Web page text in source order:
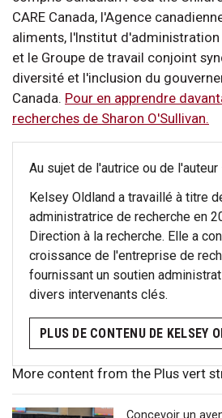
CARE Canada, l'Agence
aliments, l'Institut d'administration
et le Groupe de travail conjoint
diversité et l'inclusion du
Canada. Pour en apprendre
recherches de Sharon O'Sullivan.
Au sujet de l'autrice ou de
Kelsey Oldland a travaillé à titre
administratrice de recherche en
Direction à la recherche. Elle a
croissance de l'entreprise de
fournissant un soutien
divers intervenants clés.
PLUS DE CONTENU DE KELSEY
More content from the Plus vert